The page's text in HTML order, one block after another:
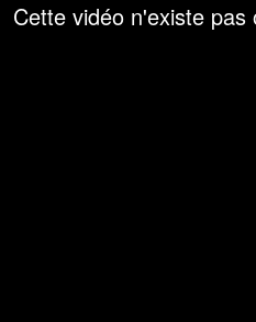
Cette vidéo n'existe